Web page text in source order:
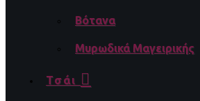
Βότανα
Μυρωδικά Μαγειρικής
Τσάι